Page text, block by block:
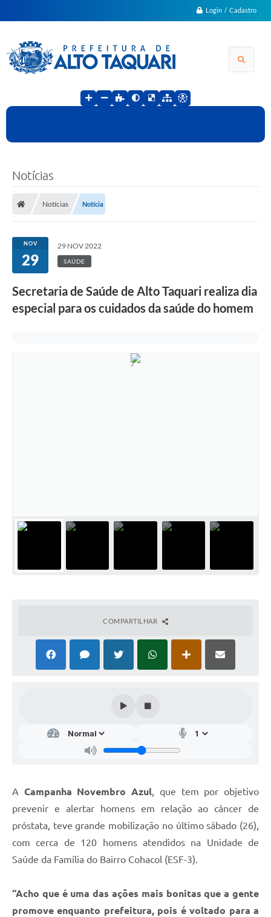
Login / Cadastro
Notícias
Notícias Notícia
NOV
29
29 NOV 2022
SAÚDE
Secretaria de Saúde de Alto Taquari realiza dia
especial para os cuidados da saúde do homem
COMPARTILHAR
A Campanha Novembro Azul , que tem por objetivo
prevenir e alertar homens em relação ao câncer de
próstata, teve grande mobilização no último sábado (26),
com cerca de 120 homens atendidos na Unidade de
Saúde da Família do Bairro Cohacol (ESF-3).
“Acho que é uma das ações mais bonitas que a gente
promove enquanto prefeitura, pois é voltado para a